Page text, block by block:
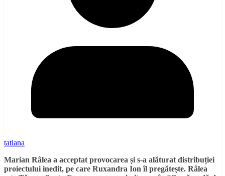
tatiana
Marian Râlea a acceptat provocarea și s-a alăturat distribuției
proiectului inedit, pe care Ruxandra Ion îl pregătește. Râlea